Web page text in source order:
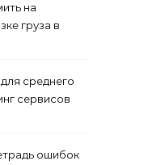
на
груза в
среднего
сервисов
ошибок